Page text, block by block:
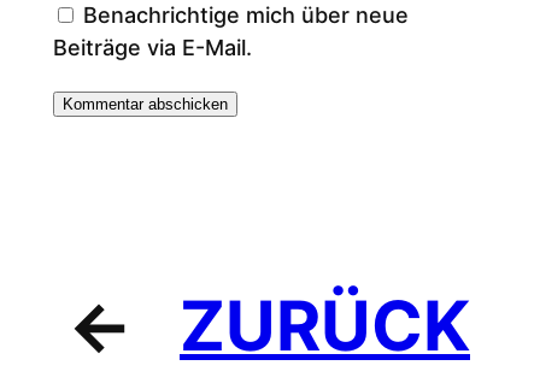
Benachrichtige mich über neue
Beiträge via E-Mail.
←
ZURÜCK